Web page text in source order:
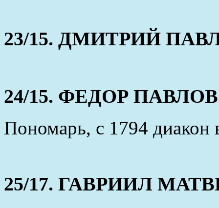
23/15. ДМИТРИЙ
24/15. ФЕДОР ПАВЛОВ
Пономарь, с 1794 диакон
25/17. ГАВРИИЛ